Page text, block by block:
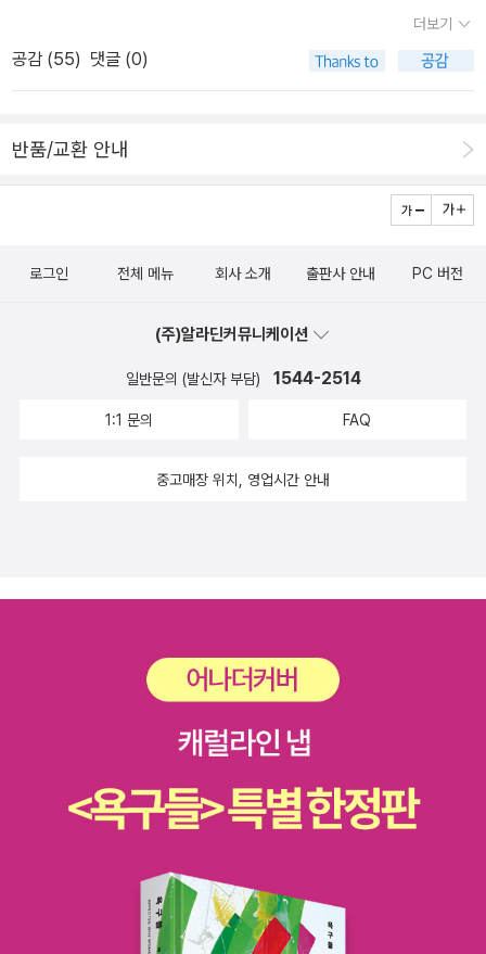
콘서트』, 이영수 외 지음, 효형출판 (고3부터)― 예술『아빠와 떠나는
유럽 미술 여행』, 강두필 지음, 아트북스 (중2부터)『나의 사랑 백남
준』, 구보타 시게코 지음, 이순 (고1부터)『오동명의 보도사진 강의』,
네 권 뿐...열심히 찾아 읽어야겠...
나의 이야기, 혹은 내 친구나 내 이웃의 이야기일 것만 같은 사소한 이
야깃거리들을 대상으로 하면서 공포 소설과 여타 SF, 스릴러, 판타지
서스펜스 스릴러 소설. 손을 씻고 새 삶을 살던 남자가 과거에 저지른
정을 긴장감 넘치게 그려냈다. 이 작품은 배우에서 제작자로 변신한
벤 애플렉이 제작을 맡아 영화로 제작될 예정이다.20년 이상 여행을
다닌 저자가 '여행의 의미와 가치'에 대해 이야기 하고 있는 책이다.
행, 소통의 부재, 기록에 대한 집착 등의 문제를 비판하며 여행의 본질
야기를 통해 독자들은 여행의 의미와 가치를 깨닫고 진짜 여행을 떠
나고 싶은 충동에 사로잡힐 것이다. 에드거 앨런 포 상 수상 작가 리타
골드 시리즈'의 세 번째 작품으로, 세 번째 사건을 맞은 글래디 탐정단
작은 책 한 권에 담았다.특히 이 책은 트로츠키의 사상을 찬양이나 비
점과 약점을 모두 다룬 탁월한 입문서로 손색이 없다. 미국의 저명한
심리학자 일레인 N. 아론은 20년 동안의 심리 상담을 통해, 다양한
바로 우리의 내면 깊숙이 숨어 있는 그것은 스스로가 가치 없다고 느
바로 우리의 사랑받을 권리를 방해하고 있다.요시모토 바나나 이래
는 전작의 발랄하고 톡톡 튀는 어투를 버리고, 건조하고 담담한 필치
로 삶을 진지하게 성찰한다. 한 남자를 교집합으로 낯모르는 인연이
엇갈리고, 얽매이고, 소통하거나 단절되는 ‘삶의 고리’를 그려내는데
지 가득되는 지문을 읽고 독해를 해야하는 문제라 시간이 모잘라 마
지막 5문제 정도는 못 풀었다고 하네요. 같은 반 싱가폴 아이들도 한
국 아이들도 모두 이구동성으로 시험문제가 어려웠다고 하는데, 개인
어, 8월 초에는 수학 시험이 있으니, 수학은 정해진 시간동안 다 풀 수
싱가포르에서 지낸 2년 동안 영어에 자신감을 가지고 있는 아이라 그
서와 문제집을 갖고 왔는데 슬슬 2학기 교과서와 문제집도 갖춰야 할
사 두었던 교과서도 아직 다 공부를 마치지 못했네요.그래도 2학기
교과서와 문제집도 가지고 있어야 할 것 같아서 이리저리 눈여겨보고
함께 갖춰놓아야겠구요.직접 보고 고르면 좋은데, 늘 그렇게 할 수 없
나마 위안을 얻는 중이랍니다. ^^전과도 한 세트 갖춰놓으면 괜찮을
지가 아직 안 보여서 ......수학 실력을 높이기에 좋은 올림피아드 문제
들.수학에서는 워낙 유명한 개념원리 문제집들도 역시 눈에 띈다.아
이콘 수능영단어 오주성 외 지음 / 잉글에듀 / 2010년 7월사도행전
계, 미드 남명희 지음 / 현실문화연구(현문서가) / 2010년 7월영어
공부에도 도움이 되는 미드. 그 재미있는 세상 속으로 들어가볼 수 있
언젠가는 십대 후반이 될텐데, 그 때가 되면 나 혼자 읽지 않고 우리
아이와 토론하면서 신나게 읽을 수 있겠지? 얼른 그 날이 오기만 손
꼽아 기다린다. ㅎㅎ에나 버닝 섀넌 헤일 지음, 노은정 옮김 / 책그릇
더보기
공감 (55) 댓글 (0)
반품/교환 안내
로그인 전체 메뉴 회사 소개 출판사 안내 PC 버전
(주)알라딘커뮤니케이션
일반문의 (발신자 부담) 1544-2514
1:1 문의 FAQ
중고매장 위치, 영업시간 안내